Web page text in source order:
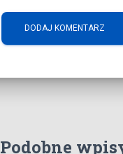
Podobne